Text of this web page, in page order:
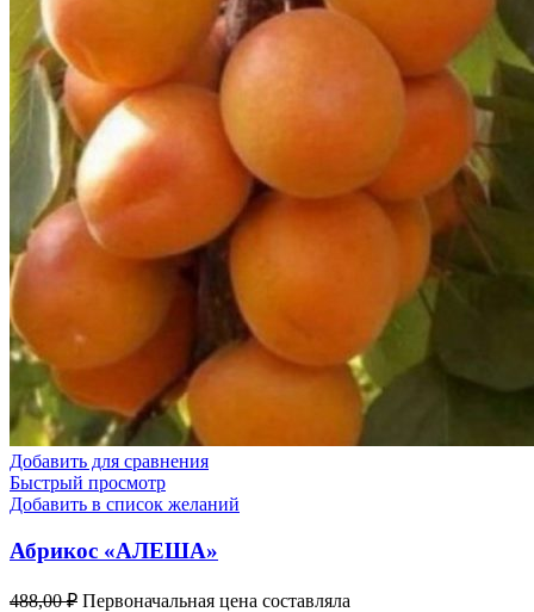
Добавить для сравнения
Быстрый просмотр
Добавить в список желаний
Абрикос «АЛЕША»
488,00₽ Первоначальная цена составляла